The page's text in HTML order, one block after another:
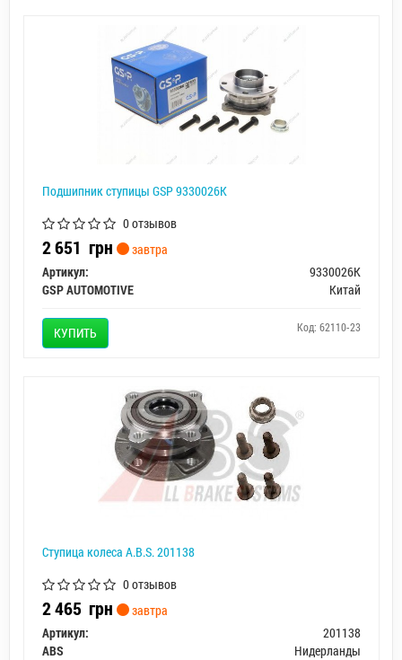
Подшипник ступицы GSP 9330026K
0 отзывов
2 651 грн
завтра
Артикул:
9330026K
GSP AUTOMOTIVE
Китай
КУПИТЬ Код: 62110-23
Ступица колеса A.B.S. 201138
0 отзывов
2 465 грн
завтра
Артикул:
201138
ABS
Нидерланды